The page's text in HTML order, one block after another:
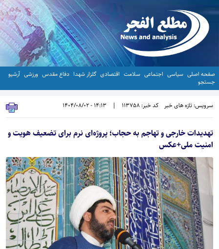
صفحه اصلی سیاسی اجتماعی سلامت اقتصادی گلزار شهدا دفاع مقدس ورزشی آرشیو
جستجو
سرویس: تازه های خبر کد خبر: 113758 |
14:13 - 1404/08/02
تهدیدات خارجی و تهاجم به حجاب؛ پروژه‌ای نرم برای تضعیف هویت و
امنیت ملی+عکس